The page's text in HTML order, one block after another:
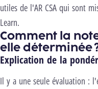
utiles de l'AR CSA qui sont
Learn.
Comment la
elle déterminée
Explication de la
Il y a une seule évaluation :